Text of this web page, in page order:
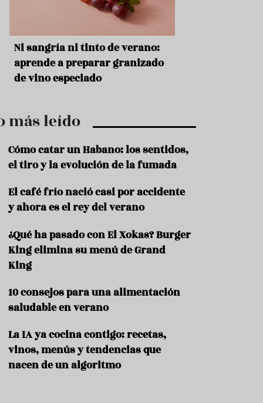
t
r
i
R
c
e
t
s
l
u
r
c
Aceitunas: el aperitivo estrella
del verano
más leído
Cómo catar un Habano: los sentidos,
el tiro y la evolución de la fumada
El café frío nació casi por accidente
y ahora es el rey del verano
¿Qué ha pasado con El Xokas? Burger
King elimina su menú de Grand
King
10 consejos para una alimentación
saludable en verano
La IA ya cocina contigo: recetas,
vinos, menús y tendencias que
nacen de un algoritmo